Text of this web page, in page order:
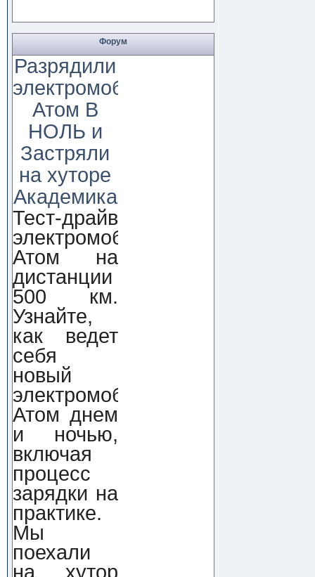
Форум
Разрядили
электромобиль
Атом В
НОЛЬ и
Застряли
на хуторе
Академика
Тест-драйв
электромобиля
Атом на
дистанции
500 км.
Узнайте,
как ведет
себя
новый
электромобиль
Атом днем
и ночью,
включая
процесс
зарядки на
практике.
Мы
поехали
на хутор